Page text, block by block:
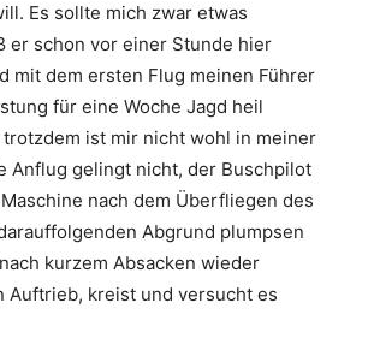
Es sollte mich zwar etwas
er schon vor einer Stunde hier
mit dem ersten Flug meinen Führer
für eine Woche Jagd heil
ist mir nicht wohl in meiner
Anflug gelingt nicht, der Buschpilot
nach dem Überfliegen des
Abgrund plumpsen
kurzem Absacken wieder
Auftrieb, kreist und versucht es